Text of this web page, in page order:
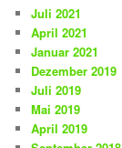
Juli 2021
April 2021
Januar 2021
Dezember 2019
Juli 2019
Mai 2019
April 2019